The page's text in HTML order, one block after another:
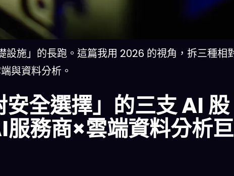
設施」的長跑。這篇我用 2026 的視角，拆三種相
與資料分析。
全選擇」的三支 AI 股
務商×雲端資料分析巨